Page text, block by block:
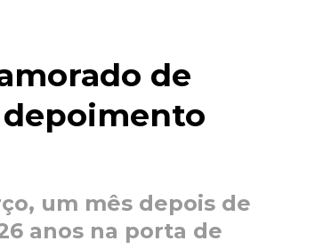
de
um mês depois de
anos na porta de